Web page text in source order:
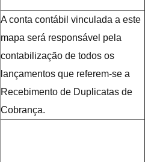
A conta contábil vinculada a este
mapa será responsável pela
contabilização de todos os
lançamentos que referem-se a
Recebimento de Duplicatas de
Cobrança.